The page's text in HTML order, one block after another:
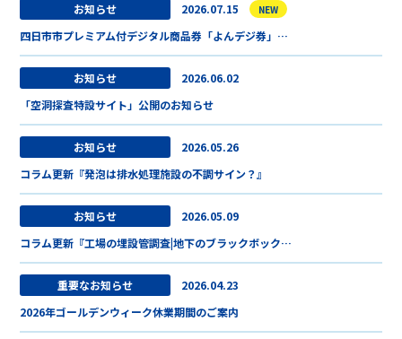
お知らせ
2026.07.15
四日市市プレミアム付デジタル商品券「よんデジ券」…
NEW
お知らせ
2026.06.02
「空洞探査特設サイト」公開のお知らせ
お知らせ
2026.05.26
コラム更新『発泡は排水処理施設の不調サイン？』
お知らせ
2026.05.09
コラム更新『工場の埋設管調査|地下のブラックボック…
重要なお知らせ
2026.04.23
2026年ゴールデンウィーク休業期間のご案内